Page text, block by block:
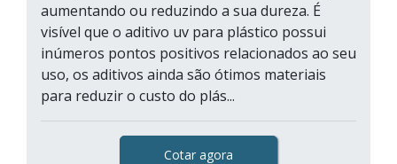
aumentando ou reduzindo a sua dureza. É
visível que o aditivo uv para plástico possui
inúmeros pontos positivos relacionados ao seu
uso, os aditivos ainda são ótimos materiais
para reduzir o custo do plás...
Cotar agora